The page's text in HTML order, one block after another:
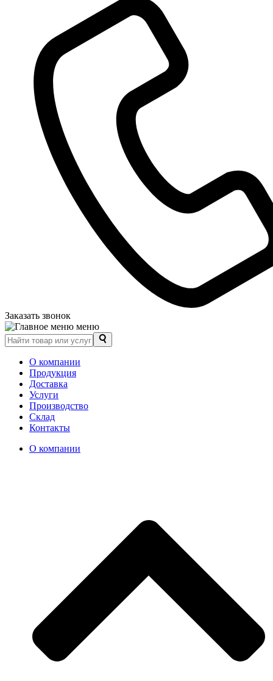
Заказать звонок
меню
О компании
Продукция
Доставка
Услуги
Производство
Склад
Контакты
О компании